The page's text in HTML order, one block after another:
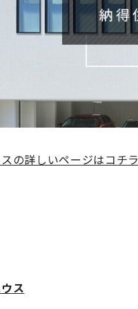
の詳しいページはコチラ
ス